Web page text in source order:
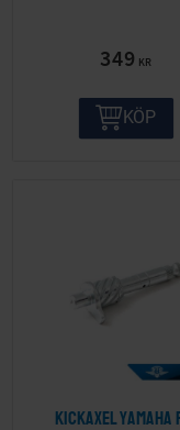
349 KR
KÖP
Kickaxel Yamaha